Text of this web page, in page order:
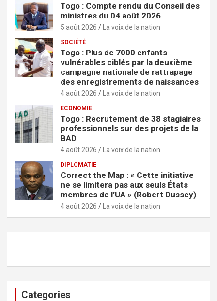
Togo : Compte rendu du Conseil des
ministres du 04 août 2026
5 août 2026 La voix de la nation
SOCIÉTÉ
Togo : Plus de 7000 enfants
vulnérables ciblés par la deuxième
campagne nationale de rattrapage
des enregistrements de naissances
4 août 2026 La voix de la nation
ECONOMIE
Togo : Recrutement de 38 stagiaires
professionnels sur des projets de la
BAD
4 août 2026 La voix de la nation
DIPLOMATIE
Correct the Map : « Cette initiative
ne se limitera pas aux seuls États
membres de l’UA » (Robert Dussey)
4 août 2026 La voix de la nation
Categories